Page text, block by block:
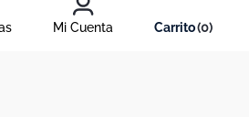
Mi Cuenta 0